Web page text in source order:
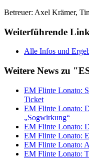
Betreuer: Axel Krämer,
Weiterführende
Alle Infos und
Weitere News zu
EM Flinte Lonato:
Ticket
EM Flinte Lonato:
„Sogwirkung“
EM Flinte Lonato:
EM Flinte Lonato:
EM Flinte Lonato:
EM Flinte Lonato: